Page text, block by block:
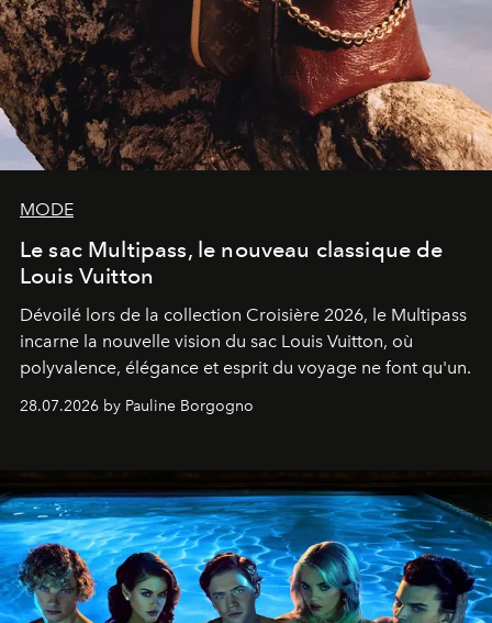
MODE
Le sac Multipass, le nouveau classique de
Louis Vuitton
Dévoilé lors de la collection Croisière 2026, le Multipass
incarne la nouvelle vision du sac Louis Vuitton, où
polyvalence, élégance et esprit du voyage ne font qu'un.
28.07.2026 by Pauline Borgogno